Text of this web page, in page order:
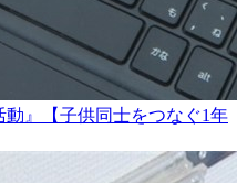
』【子供同士をつなぐ1年